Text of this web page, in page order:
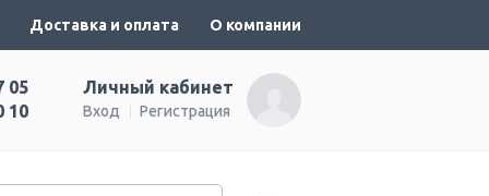
Доставка и оплата О компании
Личный кабинет
Вход Регистрация
05
10